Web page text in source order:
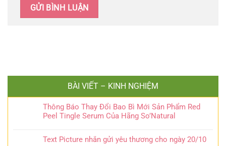
BÀI VIẾT – KINH NGHIỆM
Thông Báo Thay Đổi Bao Bì Mới Sản Phẩm Red
Peel Tingle Serum Của Hãng So’Natural
Text Picture nhắn gửi yêu thương cho ngày 20/10